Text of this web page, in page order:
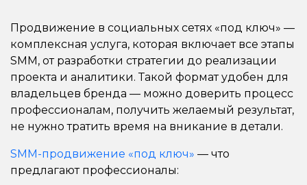
Продвижение в социальных сетях «под ключ» —
комплексная услуга, которая включает все этапы
SMM, от разработки стратегии до реализации
проекта и аналитики. Такой формат удобен для
владельцев бренда — можно доверить процесс
профессионалам, получить желаемый результат,
не нужно тратить время на вникание в детали.
SMM-продвижение «под ключ» — что
предлагают профессионалы: